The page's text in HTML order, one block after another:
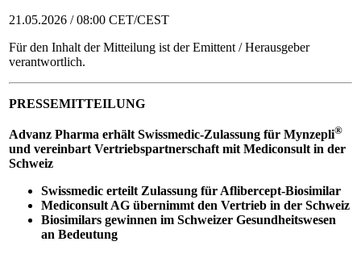
21.05.2026 / 08:00 CET/CEST
Für den Inhalt der Mitteilung ist der Emittent / Herausgeber
verantwortlich.
PRESSEMITTEILUNG
Advanz Pharma erhält Swissmedic-Zulassung für Mynzepli®
und vereinbart Vertriebspartnerschaft mit Mediconsult in der
Schweiz
Swissmedic erteilt Zulassung für Aflibercept-Biosimilar
Mediconsult AG übernimmt den Vertrieb in der Schweiz
Biosimilars gewinnen im Schweizer Gesundheitswesen
an Bedeutung